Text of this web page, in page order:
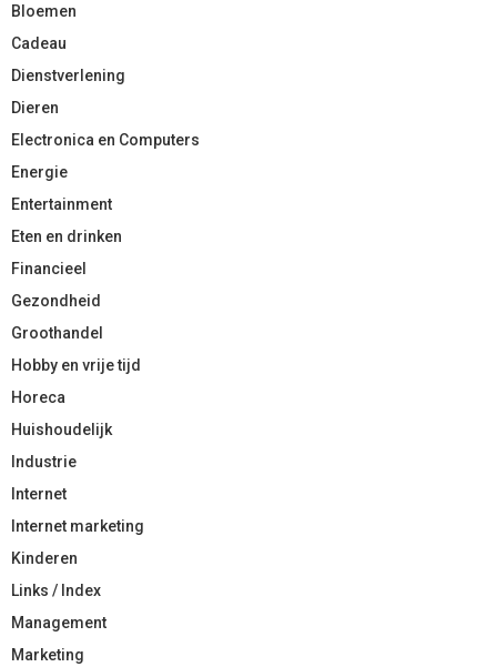
Bloemen
Cadeau
Dienstverlening
Dieren
Electronica en Computers
Energie
Entertainment
Eten en drinken
Financieel
Gezondheid
Groothandel
Hobby en vrije tijd
Horeca
Huishoudelijk
Industrie
Internet
Internet marketing
Kinderen
Links / Index
Management
Marketing